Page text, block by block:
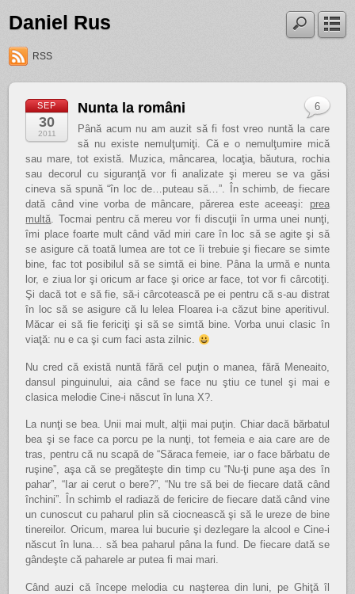
Daniel Rus
RSS
SEP
30
2011
Nunta la români
Până acum nu am auzit să fi fost vreo nuntă la care
să nu existe nemulţumiţi. Că e o nemulţumire mică
sau mare, tot există. Muzica, mâncarea, locaţia, băutura, rochia
sau decorul cu siguranţă vor fi analizate şi mereu se va găsi
cineva să spună “în loc de…puteau să…”. În schimb, de fiecare
dată când vine vorba de mâncare, părerea este aceeaşi: prea
multă. Tocmai pentru că mereu vor fi discuţii în urma unei nunţi,
îmi place foarte mult când văd miri care în loc să se agite şi să
se asigure că toată lumea are tot ce îi trebuie şi fiecare se simte
bine, fac tot posibilul să se simtă ei bine. Pâna la urmă e nunta
lor, e ziua lor şi oricum ar face şi orice ar face, tot vor fi cârcotiţi.
Şi dacă tot e să fie, să-i cârcotească pe ei pentru că s-au distrat
în loc să se asigure că lu lelea Floarea i-a căzut bine aperitivul.
Măcar ei să fie fericiţi şi să se simtă bine. Vorba unui clasic în
viaţă: nu e ca şi cum faci asta zilnic.
Nu cred că există nuntă fără cel puţin o manea, fără Meneaito,
dansul pinguinului, aia când se face nu ştiu ce tunel şi mai e
clasica melodie Cine-i născut în luna X?.
La nunţi se bea. Unii mai mult, alţii mai puţin. Chiar dacă bărbatul
bea şi se face ca porcu pe la nunţi, tot femeia e aia care are de
tras, pentru că nu scapă de “Săraca femeie, iar o face bărbatu de
ruşine”, aşa că se pregăteşte din timp cu “Nu-ţi pune aşa des în
pahar”, “Iar ai cerut o bere?”, “Nu tre să bei de fiecare dată când
închini”. În schimb el radiază de fericire de fiecare dată când vine
un cunoscut cu paharul plin să ciocnească şi să le ureze de bine
tinereilor. Oricum, marea lui bucurie şi dezlegare la alcool e Cine-i
născut în luna… să bea paharul pâna la fund. De fiecare dată se
gândeşte că paharele ar putea fi mai mari.
Când auzi că începe melodia cu naşterea din luni, pe Ghiţă îl
6